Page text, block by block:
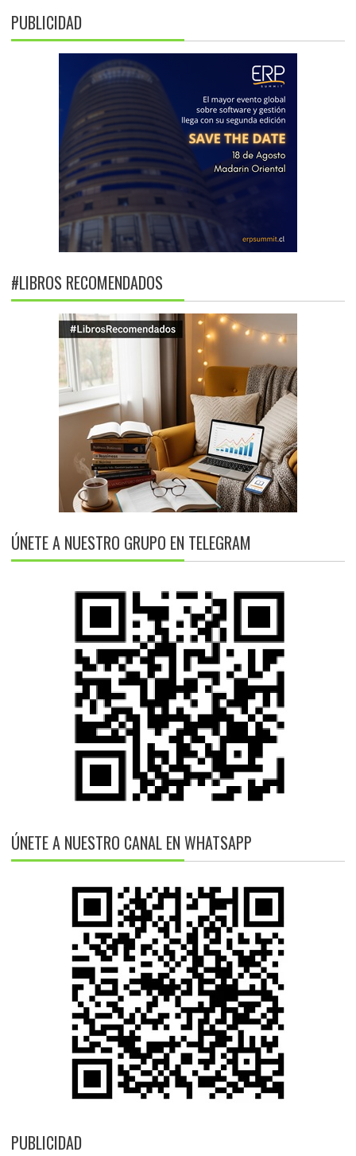
PUBLICIDAD
#LIBROS RECOMENDADOS
ÚNETE A NUESTRO GRUPO EN TELEGRAM
ÚNETE A NUESTRO CANAL EN WHATSAPP
PUBLICIDAD